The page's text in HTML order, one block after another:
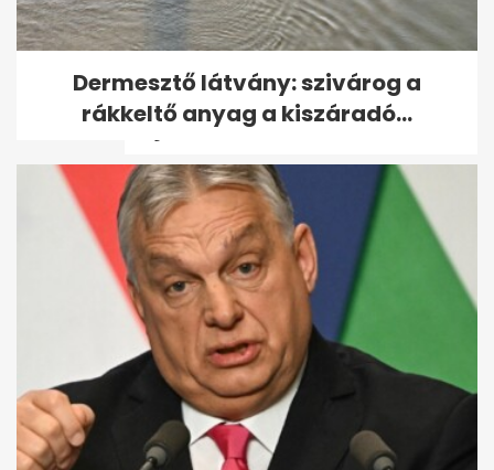
98 éves Benedek Gábor, a
legidősebb magyar olimpiai
bajnok - volt,...
Dermesztő látvány: szivárog a
rákkeltő anyag a kiszáradó...